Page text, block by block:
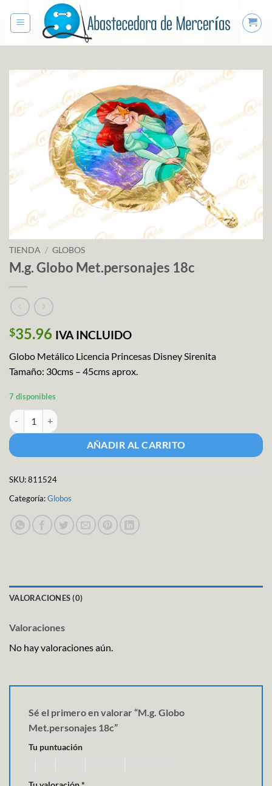
TIENDA / GLOBOS
M.g. Globo Met.personajes 18c
$35.96 IVA INCLUIDO
Globo Metálico Licencia Princesas Disney Sirenita
Tamaño: 30cms – 45cms aprox.
7 disponibles
M.g. Globo Met.personajes 18c cantidad
AÑADIR AL CARRITO
SKU:811524
Categoría:Globos
VALORACIONES (0)
Valoraciones
No hay valoraciones aún.
Sé el primero en valorar “M.g. Globo
Met.personajes 18c”
Tu puntuación